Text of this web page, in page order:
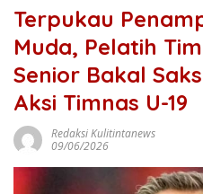
Terpukau
Muda, Pelatih
Senior Bakal
Aksi Timnas U-19
Redaksi Kulitintanews
09/06/2026